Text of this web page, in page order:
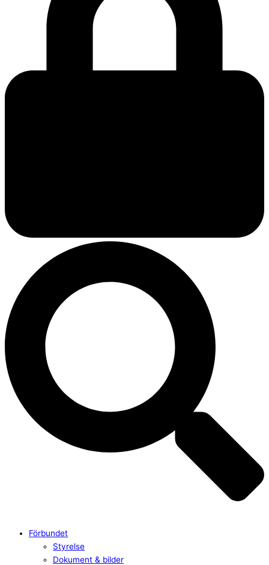
Förbundet
Styrelse
Dokument & bilder